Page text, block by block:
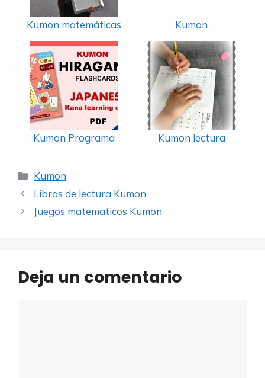
Kumon matemáticas Kumon
Kumon Programa Kumon lectura
Categorías
Kumon
Libros de lectura Kumon
Juegos matematicos Kumon
Deja un comentario